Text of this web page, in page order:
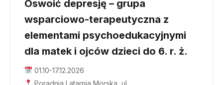
Oswoić depresję – grupa
wsparciowo-terapeutyczna z
elementami psychoedukacyjnymi
dla matek i ojców dzieci do 6. r. ż.
01.10-17.12.2026
Poradnia Latarnia Morska, ul.